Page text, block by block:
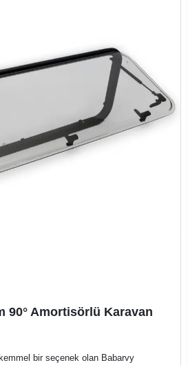
90° Amortisörlü Karavan
bir seçenek olan Babarvy